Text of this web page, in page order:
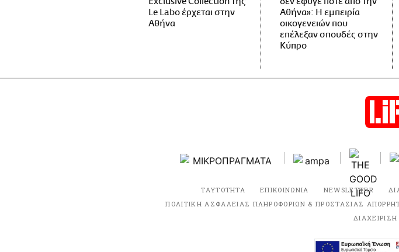
Le Labo έρχεται στην
Αθήνα
Αθήνα»: Η εμπειρία
οικογενειών που
επέλεξαν σπουδές στην
Κύπρο
ΤΑΥΤΟΤΗΤΑ ΕΠΙΚΟΙΝΩΝΙΑ NEWSLETTER
ΠΟΛΙΤΙΚΗ ΑΣΦΑΛΕΙΑΣ ΠΛΗΡΟΦΟΡΙΩΝ & ΠΡΟΣΤΑΣΙΑΣ
ΔΙΑΧΕΙΡΙΣΗ